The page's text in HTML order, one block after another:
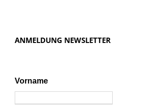
ANMELDUNG NEWSLETTER
Vorname